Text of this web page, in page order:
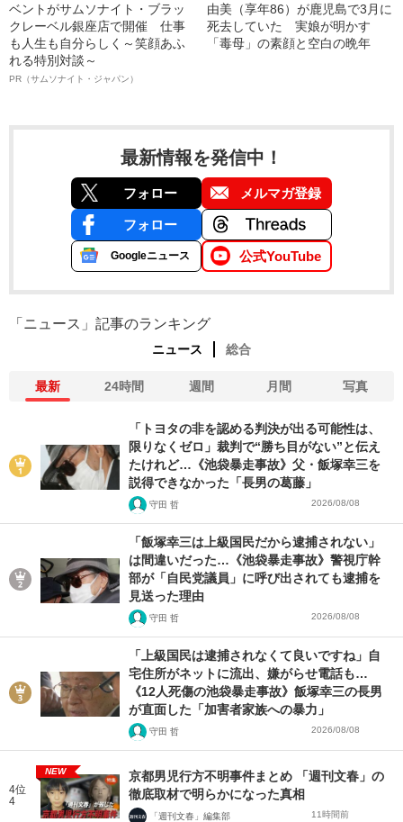
ベントがサムソナイト・ブラッ
クレーベル銀座店で開催 仕事
も人生も自分らしく～笑顔あふ
れる特別対談～
PR（サムソナイト・ジャパン）
由美（享年86）が鹿児島で3月に
死去していた 実娘が明かす
「毒母」の素顔と空白の晩年
最新情報を発信中！
フォロー メルマガ登録
フォロー
Googleニュース 公式YouTube
「ニュース」記事のランキング
ニュース 総合
最新 24時間 週間 月間 写真
「トヨタの非を認める判決が出る可能性は、
限りなくゼロ」裁判で“勝ち目がない”と伝え
たけれど…《池袋暴走事故》父・飯塚幸三を
説得できなかった「長男の葛藤」
守田 哲 2026/08/08
「飯塚幸三は上級国民だから逮捕されない」
は間違いだった…《池袋暴走事故》警視庁幹
部が「自民党議員」に呼び出されても逮捕を
見送った理由
守田 哲 2026/08/08
「上級国民は逮捕されなくて良いですね」自
宅住所がネットに流出、嫌がらせ電話も…
《12人死傷の池袋暴走事故》飯塚幸三の長男
が直面した「加害者家族への暴力」
守田 哲 2026/08/08
4位
4
NEW
京都男児行方不明事件まとめ 「週刊文春」の
徹底取材で明らかになった真相
「週刊文春」編集部 11時間前